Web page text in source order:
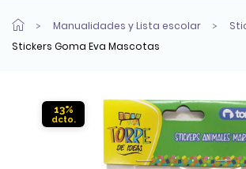
Manualidades y Lista escolar
Stickers Goma Eva Mascotas
13%